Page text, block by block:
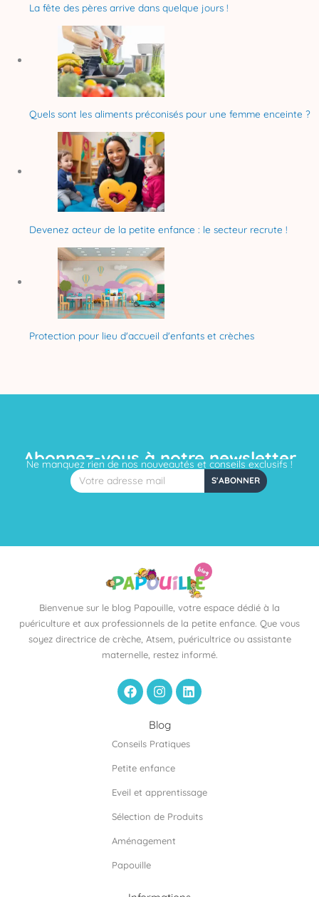
La fête des pères arrive dans quelque jours !
Quels sont les aliments préconisés pour une femme enceinte ?
Devenez acteur de la petite enfance : le secteur recrute !
Protection pour lieu d'accueil d'enfants et crèches
Abonnez-vous à notre newsletter
Ne manquez rien de nos nouveautés et conseils exclusifs !
Email S'ABONNER
Bienvenue sur le blog Papouille, votre espace dédié à la
puériculture et aux professionnels de la petite enfance. Que vous
soyez directrice de crèche, Atsem, puéricultrice ou assistante
maternelle, restez informé.
F
a
c
o
k
I
n
s
t
a
g
a
m
L
i
n
d
Blog
Conseils Pratiques
Petite enfance
Eveil et apprentissage
Sélection de Produits
Aménagement
Papouille